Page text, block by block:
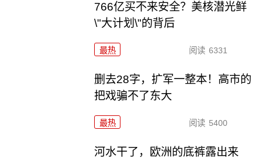
766亿买不来安全？美核潜光鲜
\"大计划\"的背后
最热 阅读 6331
删去28字，扩军一整本！高市的
把戏骗不了东大
最热 阅读 5400
河水干了，欧洲的底裤露出来